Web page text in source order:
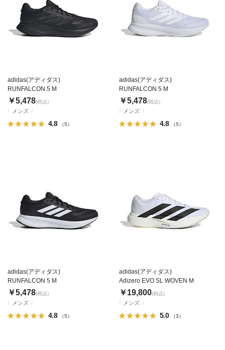
メンズ
4.8 （5）
adidas(アディダス)
RUNFALCON 5 M
￥5,478(税込)
メンズ
4.8 （5）
adidas(アディダス)
RUNFALCON 5 M
￥5,478(税込)
メンズ
4.8 （5）
adidas(アディダス)
RUNFALCON 5 M
￥5,478(税込)
メンズ
5.0 （3）
adidas(アディダス)
Adizero EVO SL WOVEN M
￥19,800(税込)